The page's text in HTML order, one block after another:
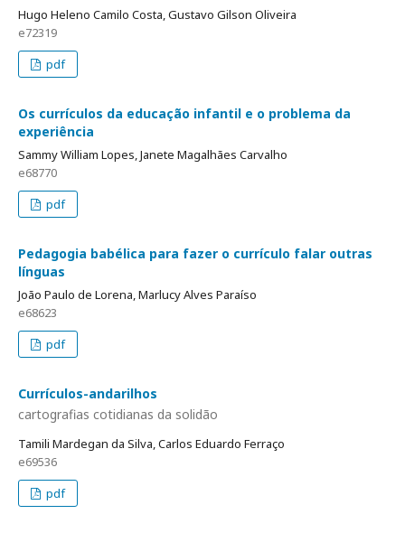
Hugo Heleno Camilo Costa, Gustavo Gilson Oliveira
e72319
pdf
Os currículos da educação infantil e o problema da
experiência
Sammy William Lopes, Janete Magalhães Carvalho
e68770
pdf
Pedagogia babélica para fazer o currículo falar outras
línguas
João Paulo de Lorena, Marlucy Alves Paraíso
e68623
pdf
Currículos-andarilhos
cartografias cotidianas da solidão
Tamili Mardegan da Silva, Carlos Eduardo Ferraço
e69536
pdf